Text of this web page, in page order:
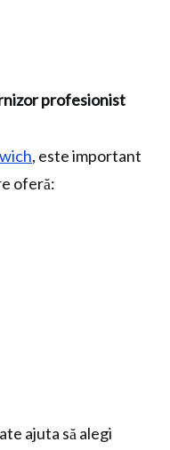
profesionist
, este important
oferă:
ajuta să alegi